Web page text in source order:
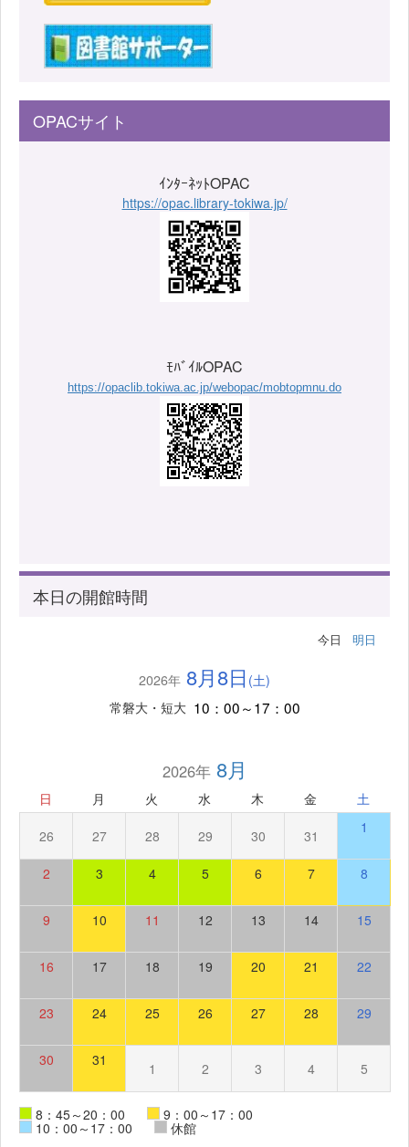
OPACサイト
ｲﾝﾀｰﾈｯﾄOPAC
https://opac.library-tokiwa.jp/
ﾓﾊﾞｲﾙOPAC
https://opaclib.tokiwa.ac.jp/webopac/mobtopmnu.do
本日の開館時間
今日 明日
2026年 8月8日 (土)
常磐大・短大 10：00～17：00
2026年8月
日 月 火 水 木 金 土
26 27 28 29 30 31 1
2 3 4 5 6 7 8
9 10 11 12 13 14 15
16 17 18 19 20 21 22
23 24 25 26 27 28 29
30 31 1 2 3 4 5
8：45～20：00 9：00～17：00
10：00～17：00
休館